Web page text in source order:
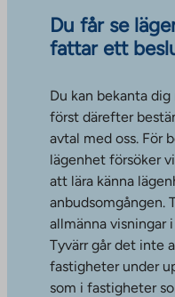
Du får se
fattar ett
Du kan bekanta
först därefter
avtal med oss. För
lägenhet försöker
att lära känna
anbudsomgången.
allmänna visningar
Tyvärr går det inte
fastigheter under
som i fastigheter